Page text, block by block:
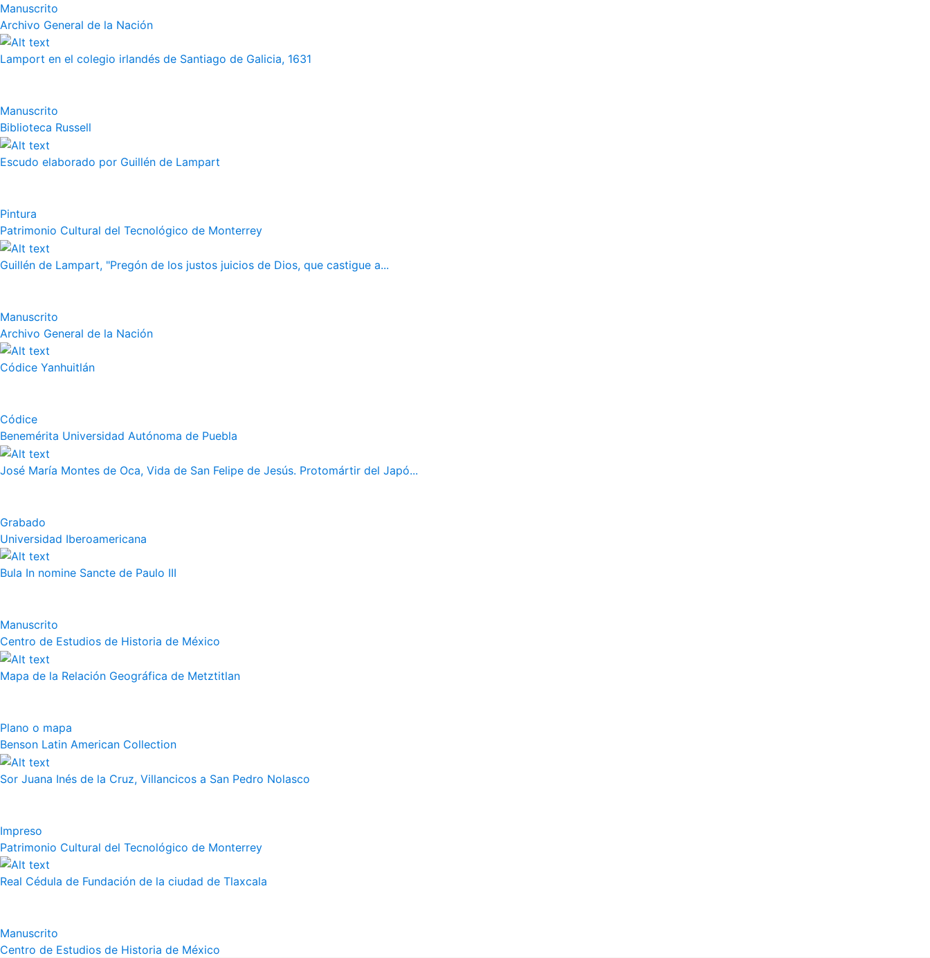
Manuscrito
Archivo General de la Nación
Lamport en el colegio irlandés de Santiago de Galicia, 1631
Manuscrito
Biblioteca Russell
Escudo elaborado por Guillén de Lampart
Pintura
Patrimonio Cultural del Tecnológico de Monterrey
Guillén de Lampart, "Pregón de los justos juicios de Dios, que castigue a...
Manuscrito
Archivo General de la Nación
Códice Yanhuitlán
Códice
Benemérita Universidad Autónoma de Puebla
José María Montes de Oca, Vida de San Felipe de Jesús. Protomártir del Japó...
Grabado
Universidad Iberoamericana
Bula In nomine Sancte de Paulo III
Manuscrito
Centro de Estudios de Historia de México
Mapa de la Relación Geográfica de Metztitlan
Plano o mapa
Benson Latin American Collection
Sor Juana Inés de la Cruz, Villancicos a San Pedro Nolasco
Impreso
Patrimonio Cultural del Tecnológico de Monterrey
Real Cédula de Fundación de la ciudad de Tlaxcala
Manuscrito
Centro de Estudios de Historia de México